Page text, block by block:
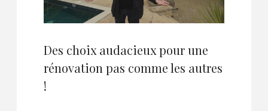
Des choix audacieux pour une
rénovation pas comme les autres
!